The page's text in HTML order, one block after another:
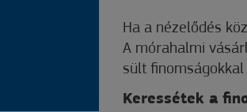
Ha a nézelődés
A mórahalmi
sült
Keressétek a